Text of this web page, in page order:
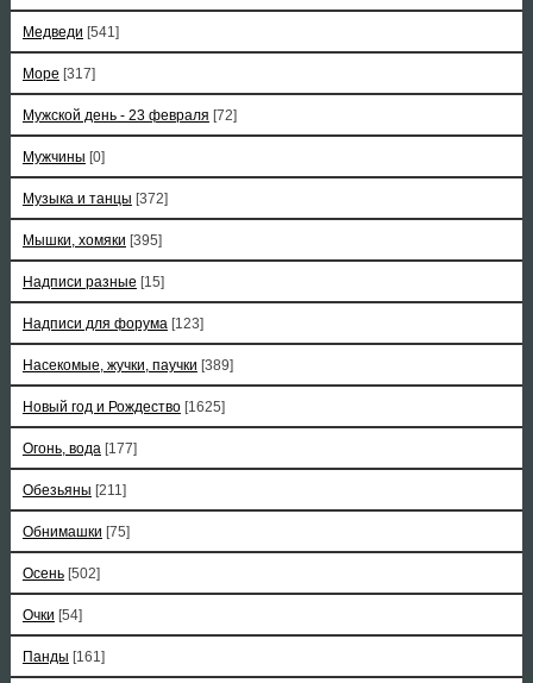
Медведи [541]
Море [317]
Мужской день - 23 февраля [72]
Мужчины [0]
Музыка и танцы [372]
Мышки, хомяки [395]
Надписи разные [15]
Надписи для форума [123]
Насекомые, жучки, паучки [389]
Новый год и Рождество [1625]
Огонь, вода [177]
Обезьяны [211]
Обнимашки [75]
Осень [502]
Очки [54]
Панды [161]